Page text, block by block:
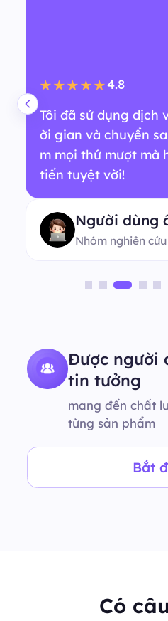
★★★★★4.8
Tôi đã sử dụng dịch
ời gian và chuyển
m mọi thứ mượt mà
tiến tuyệt vời!
Người dùng
Nhóm nghiên
Được người
tin tưởng
mang đến chất
từng sản phẩm
Bắt
Có